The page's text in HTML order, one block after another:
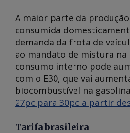
A maior parte da
consumida
demanda da frota de
ao mandato de mistura na
consumo interno pode
com o E30, que vai
biocombustível na
27pc para 30pc a partir
Tarifa brasileira